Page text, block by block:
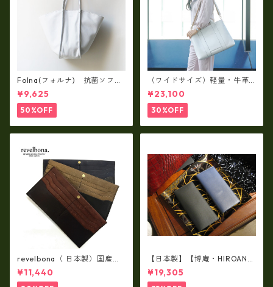
Folna(フォルナ) 抗菌ソフト
スムースレザー トートバッグ
¥9,625
50%OFF
（ワイドサイズ）軽量・牛革
製品・2WAYヌメ革トートバッ
グ（A3サイズ/日本製）(高収
納）ir-02G
¥23,100
30%OFF
revelbona（ 日本製）国産牛
革製・お札入れ ロングウォ
レット rl-001
¥11,440
【日本製】【博庵・HIROAN】
最高級牛革（ボーテッド）札
入れ・長財布 ha-21535
¥19,305